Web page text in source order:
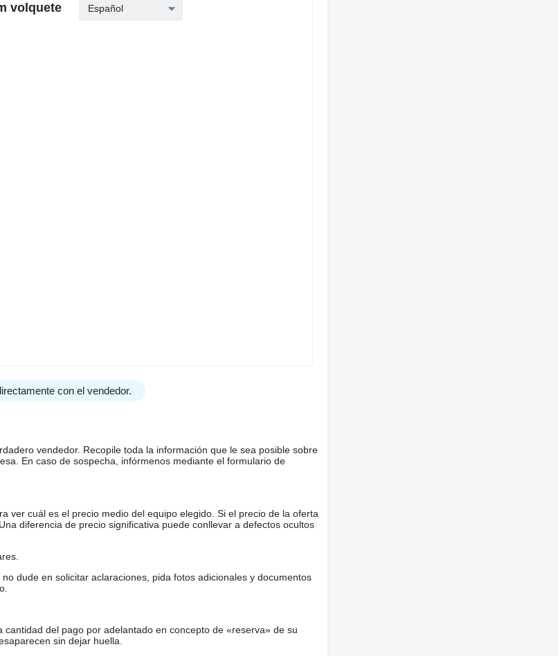
volquete Español
con el vendedor.
vendedor. Recopile toda la información que le sea posible sobre
En caso de sospecha, infórmenos mediante el formulario de
ver cuál es el precio medio del equipo elegido. Si el precio de la oferta
diferencia de precio significativa puede conllevar a defectos ocultos
dude en solicitar aclaraciones, pida fotos adicionales y documentos
del pago por adelantado en concepto de «reserva» de su
sin dejar huella.